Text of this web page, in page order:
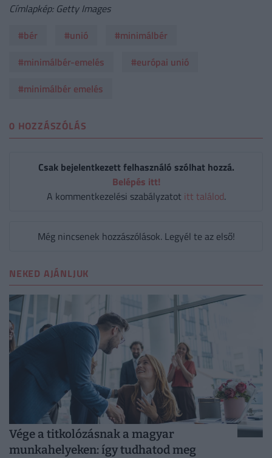
Címlapkép: Getty Images
#bér
#unió
#minimálbér
#minimálbér-emelés
#európai unió
#minimálbér emelés
0 HOZZÁSZÓLÁS
Csak bejelentkezett felhasználó szólhat hozzá.
Belépés itt!
A kommentkezelési szabályzatot itt találod.
Még nincsenek hozzászólások. Legyél te az első!
NEKED AJÁNLJUK
Vége a titkolózásnak a magyar
munkahelyeken: így tudhatod meg